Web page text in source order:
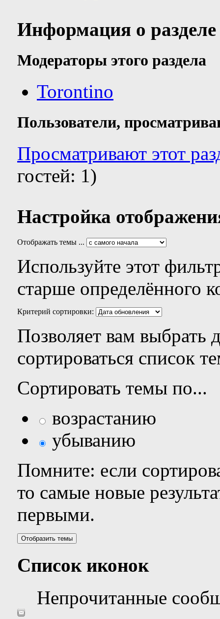
Информация о
Модераторы этого раздела
Torontino
Пользователи,
Просматривают этот
гостей: 1)
Настройка
Отображать темы ...
Используйте этот
старше определённого
Критерий сортировки:
Позволяет вам выбрать
сортироваться список
Сортировать темы по...
возрастанию
убыванию
Помните: если
то самые новые
первыми.
Список иконок
Непрочитанные